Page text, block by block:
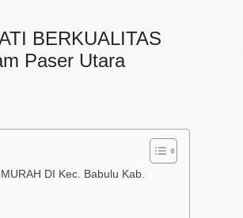
BERKUALITAS
Paser Utara
DI Kec. Babulu Kab.